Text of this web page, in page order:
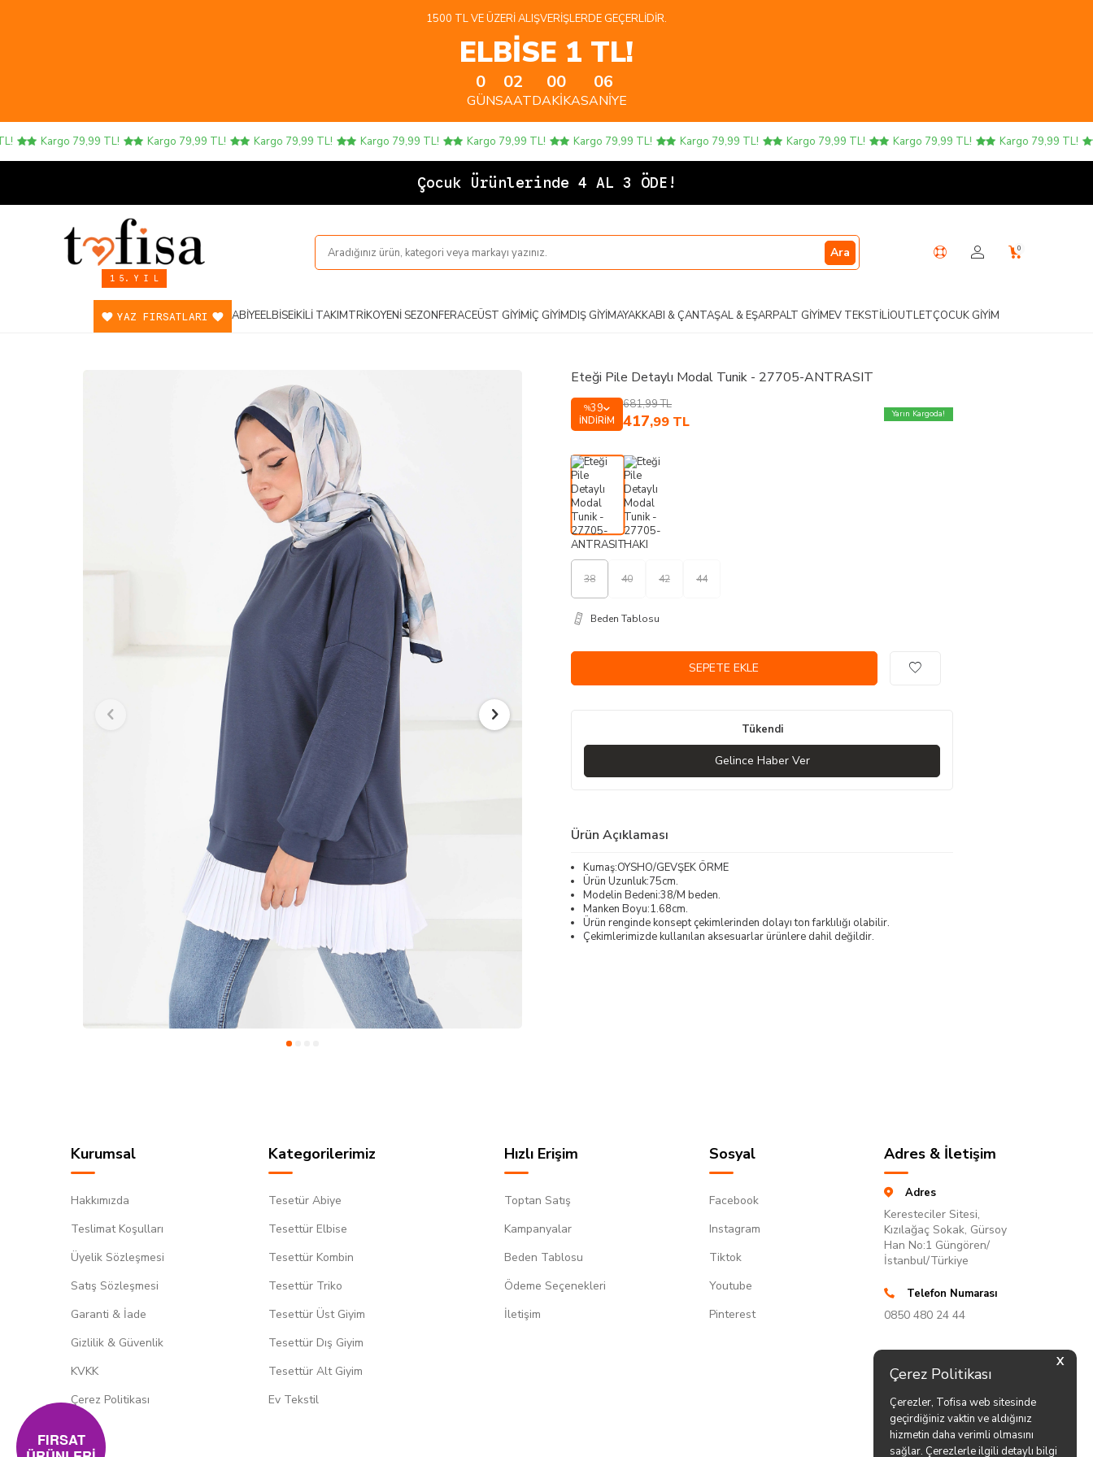
X
Çerez Politikası
Çerezler, Tofisa web sitesinde
geçirdiğiniz vaktin ve aldığınız
hizmetin daha verimli olmasını
sağlar. Çerezlerle ilgili detaylı bilgi
1500 TL VE ÜZERI ALIŞVERIŞLERDE GEÇERLIDIR.
ELBİSE 1 TL!
0
GÜN
02
SAAT
00
DAKIKA
06
SANIYE
Kargo 79,99 TL! Kargo 79,99 TL! Kargo 79,99 TL! Kargo 79,99 TL! Kargo 79,99 TL! Kargo 79,99 TL! Kargo 79,99 TL! Kargo 79,99 TL! Kargo 79,99 TL! Kargo 79,99 TL!
Çoc
1 5. Y I L
Ara 0
YAZ FIRSATLARI ABIYEELBISEİKILI TAKIMTRIKOYENI SEZONFERACEÜST GIYIMİÇ GIYIMDIŞ GIYIMAYAKKABI & ÇANTAŞAL & EŞARPALT GIYIMEV TEKSTILIOUTLETÇOCUK GIYIM
Eteği Pile Detaylı Modal Tunik - 27705-ANTRASIT
%39
İNDIRIM
681,99TL
417,99 TL Yarın Kargoda!
38 40 42 44
Beden Tablosu
SEPETE EKLE
Tükendi
Gelince Haber Ver
Ürün Açıklaması
Kumaş:OYSHO/GEVŞEK ÖRME
Ürün Uzunluk:75cm.
Modelin Bedeni:38/M beden.
Manken Boyu:1.68cm.
Ürün renginde konsept çekimlerinden dolayı ton farklılığı olabilir.
Çekimlerimizde kullanılan aksesuarlar ürünlere dahil değildir.
Kurumsal
Hakkımızda
Teslimat Koşulları
Üyelik Sözleşmesi
Satış Sözleşmesi
Garanti & İade
Gizlilik & Güvenlik
KVKK
Çerez Politikası
Kategorilerimiz
Tesetür Abiye
Tesettür Elbise
Tesettür Kombin
Tesettür Triko
Tesettür Üst Giyim
Tesettür Dış Giyim
Tesettür Alt Giyim
Ev Tekstil
Hızlı Erişim
Toptan Satış
Kampanyalar
Beden Tablosu
Ödeme Seçenekleri
İletişim
Sosyal
Facebook
Instagram
Tiktok
Youtube
Pinterest
Adres & İletişim
Adres
Keresteciler Sitesi,
Kızılağaç Sokak, Gürsoy
Han No:1 Güngören/
İstanbul/Türkiye
Telefon Numarası
0850 480 24 44
FIRSAT